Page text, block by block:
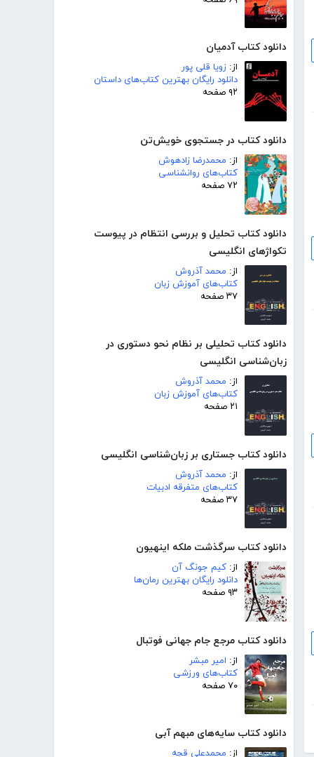
دانلود کتاب آدمیان
از: زویا قلی پور
دانلود رایگان بهترین کتاب‌های داستان
۹۲ صفحه
دانلود کتاب در جستجوی خویش‌تن
از: محمدرضا زادهوش
کتاب‌های روانشناسی
۷۲ صفحه
دانلود کتاب تحلیل و بررسی انتظام در پیوست
تکواژهای انگلیسی
از: محمد آذروش
کتاب‌های آموزش زبان
۳۷ صفحه
دانلود کتاب تحلیلی بر نظام نحو دستوری در
زبان‌شناسی انگلیسی
از: محمد آذروش
کتاب‌های آموزش زبان
۲۱ صفحه
دانلود کتاب جستاری بر زبان‌شناسی انگلیسی
از: محمد آذروش
کتاب‌های متفرقه ادبیات
۳۷ صفحه
دانلود کتاب سرگذشت ملکه اینهیون
از: کیم جونگ آن
دانلود رایگان بهترین رمان‌ها
۹۳ صفحه
دانلود کتاب مرجع جام جهانی فوتبال
از: امیر مبشر
کتاب‌های ورزشی
۷۰ صفحه
دانلود کتاب سایه‌های مبهم آبی
از: محمدعلی قجه